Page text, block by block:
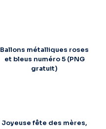
Ballons métalliques roses
et bleus numéro 5 (PNG
gratuit)
Joyeuse fête des mères,